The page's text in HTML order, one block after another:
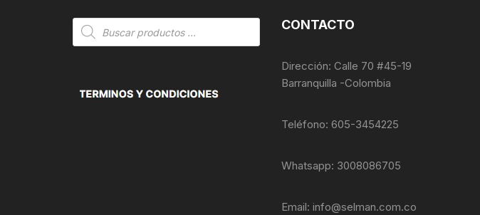
Búsqueda
de
CONTACTO
Dirección: Calle 70 #45-19
Barranquilla -Colombia
Teléfono: 605-3454225
Whatsapp: 3008086705
Email: info@selman.com.co